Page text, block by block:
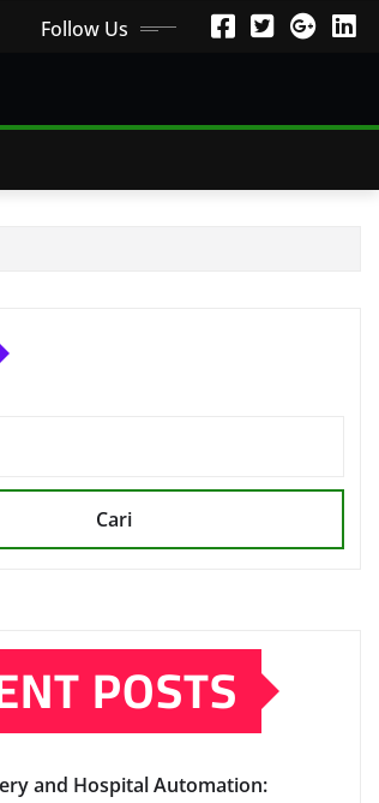
Follow Us
Cari
POSTS
and Hospital Automation: